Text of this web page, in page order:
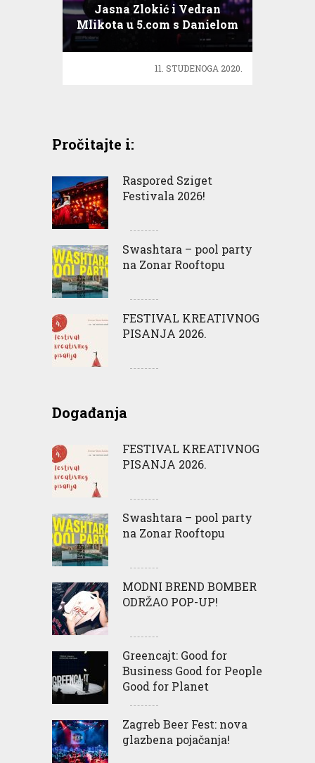
Jasna Zlokić i Vedran
Mlikota u 5.com s Danielom
11. STUDENOGA 2020.
Pročitajte i:
Raspored Sziget
Festivala 2026!
Swashtara – pool party
na Zonar Rooftopu
FESTIVAL KREATIVNOG
PISANJA 2026.
Događanja
FESTIVAL KREATIVNOG
PISANJA 2026.
Swashtara – pool party
na Zonar Rooftopu
MODNI BREND BOMBER
ODRŽAO POP-UP!
Greencajt: Good for
Business Good for People
Good for Planet
Zagreb Beer Fest: nova
glazbena pojačanja!